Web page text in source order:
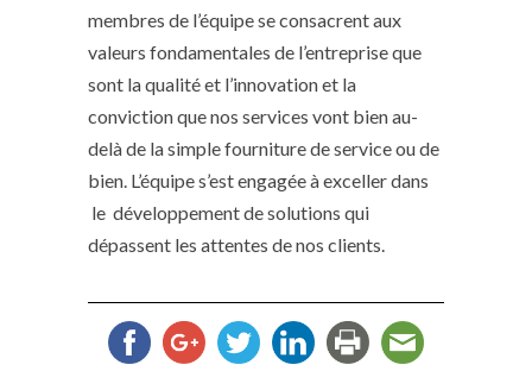
membres de l’équipe se consacrent aux
valeurs fondamentales de l’entreprise que
sont la qualité et l’innovation et la
conviction que nos services vont bien au-
delà de la simple fourniture de service ou de
bien. L’équipe s’est engagée à exceller dans
le développement de solutions qui
dépassent les attentes de nos clients.